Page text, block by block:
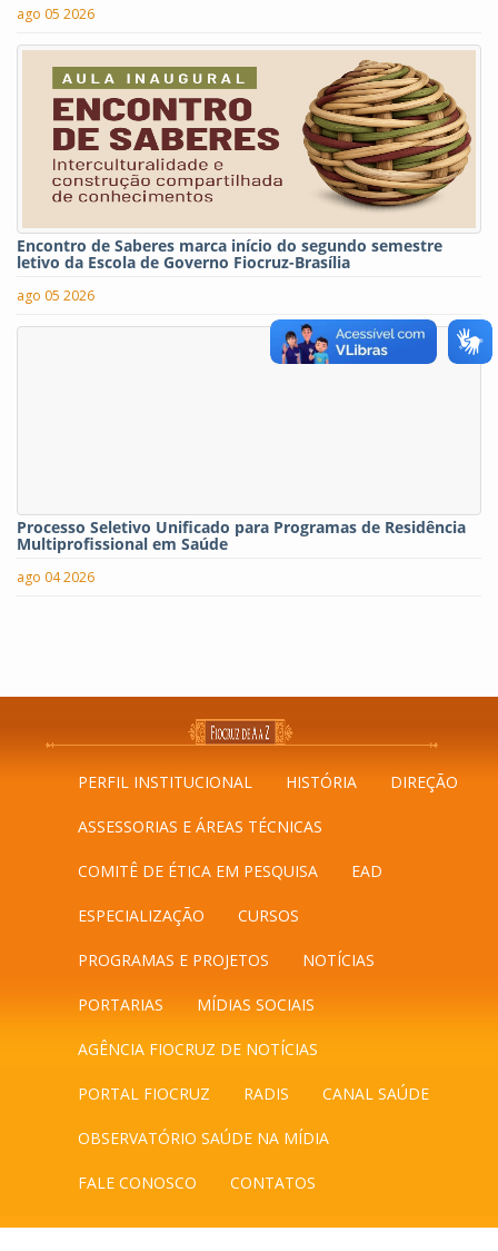
ago 05 2026
Encontro de Saberes marca início do segundo semestre
letivo da Escola de Governo Fiocruz-Brasília
ago 05 2026
Processo Seletivo Unificado para Programas de Residência
Multiprofissional em Saúde
ago 04 2026
PERFIL INSTITUCIONAL HISTÓRIA DIREÇÃO
ASSESSORIAS E ÁREAS TÉCNICAS
COMITÊ DE ÉTICA EM PESQUISA EAD
ESPECIALIZAÇÃO CURSOS
PROGRAMAS E PROJETOS NOTÍCIAS
PORTARIAS MÍDIAS SOCIAIS
AGÊNCIA FIOCRUZ DE NOTÍCIAS
PORTAL FIOCRUZ RADIS CANAL SAÚDE
OBSERVATÓRIO SAÚDE NA MÍDIA
FALE CONOSCO CONTATOS